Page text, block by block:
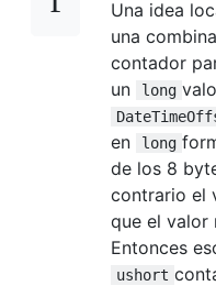
Una idea
una
contador
un
long
en
long
de los 8
contrario el
que el valor
Entonces
ushort